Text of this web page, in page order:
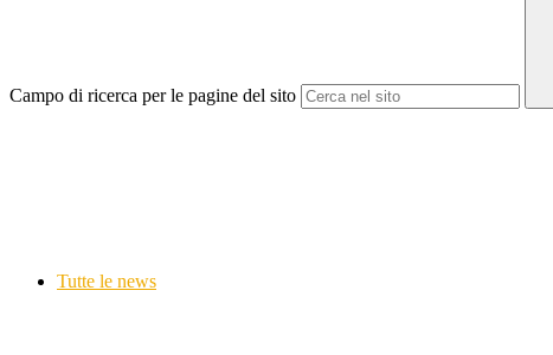
Campo di ricerca per le pagine del sito
Tutte le news